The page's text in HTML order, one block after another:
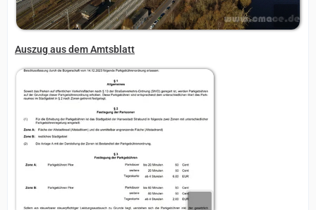
Auszug aus dem Amtsblatt